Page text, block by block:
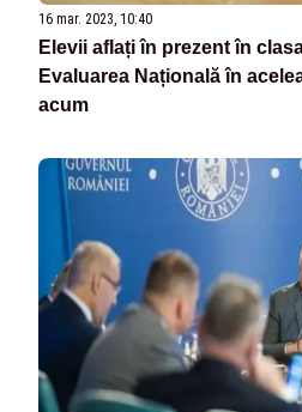
16 mar. 2023, 10:40
Elevii aflați în prezent în
Evaluarea Națională în
acum